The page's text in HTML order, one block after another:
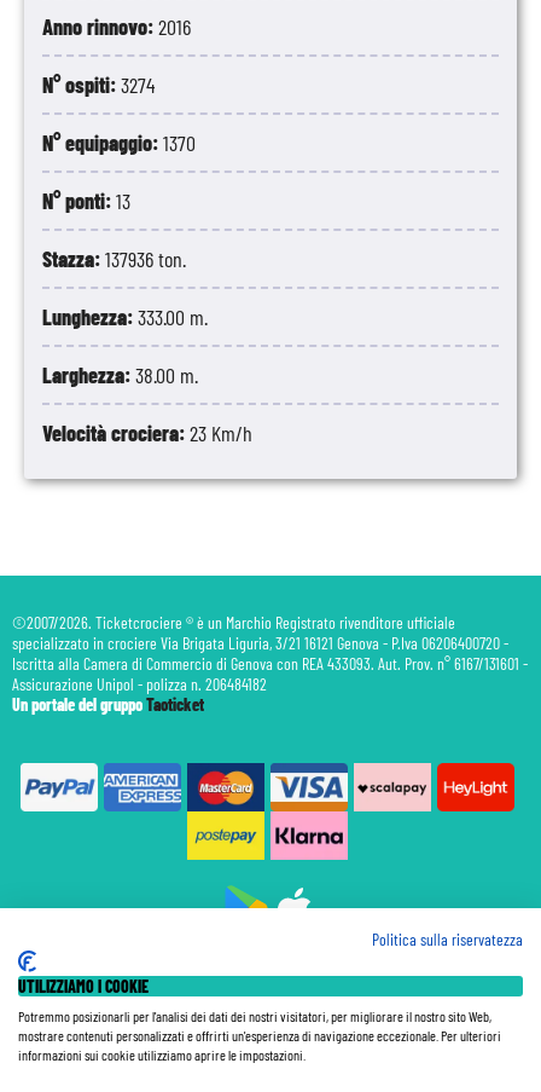
Anno rinnovo:2016
N° ospiti:3274
N° equipaggio:1370
N° ponti:13
Stazza:137936 ton.
Lunghezza:333.00 m.
Larghezza:38.00 m.
Velocità crociera:23 Km/h
©2007/2026. Ticketcrociere ® è un Marchio Registrato rivenditore ufficiale
specializzato in crociere Via Brigata Liguria, 3/21 16121 Genova - P.Iva 06206400720 -
Iscritta alla Camera di Commercio di Genova con REA 433093. Aut. Prov. n° 6167/131601 -
Assicurazione Unipol - polizza n. 206484182
Un portale del gruppoTaoticket
Assicurazione
Le Tariffe pubblicate si intendono per persona (p.p.) con Tasse e Diritti Portuali inclusi. Le quote di
Politica sulla riservatezza
UTILIZZIAMO I COOKIE
Potremmo posizionarli per l'analisi dei dati dei nostri visitatori, per migliorare il nostro sito Web,
mostrare contenuti personalizzati e offrirti un'esperienza di navigazione eccezionale. Per ulteriori
informazioni sui cookie utilizziamo aprire le impostazioni.